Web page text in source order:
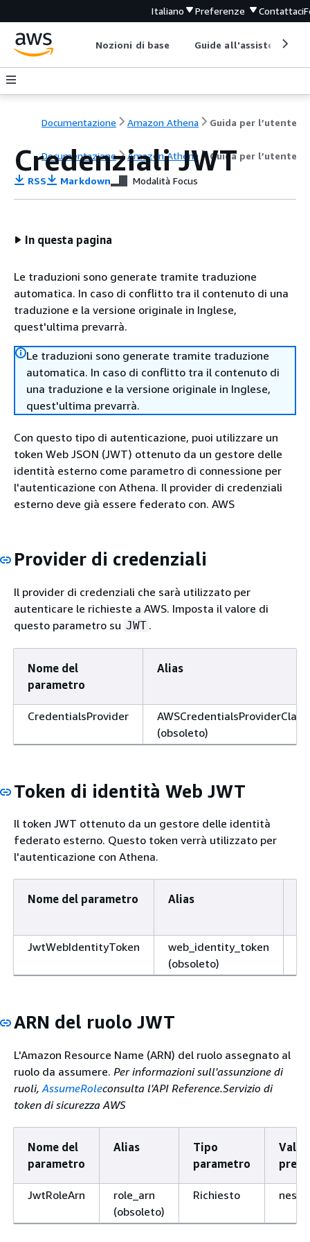
Italiano Preferenze Contattaci
Nozioni di base Guide all'assistenza
Documentazione Amazon Athena Guida per l’utente
Documentazione Amazon Athena Guida per l’utente
Credenziali JWT
RSS Markdown Modalità Focus
In questa pagina
Le traduzioni sono generate tramite traduzione
automatica. In caso di conflitto tra il contenuto di una
traduzione e la versione originale in Inglese,
quest'ultima prevarrà.
Le traduzioni sono generate tramite traduzione
automatica. In caso di conflitto tra il contenuto di
una traduzione e la versione originale in Inglese,
quest'ultima prevarrà.
Con questo tipo di autenticazione, puoi utilizzare un
token Web JSON (JWT) ottenuto da un gestore delle
identità esterno come parametro di connessione per
l'autenticazione con Athena. Il provider di credenziali
esterno deve già essere federato con. AWS
Provider di credenziali
Il provider di credenziali che sarà utilizzato per
autenticare le richieste a AWS. Imposta il valore di
questo parametro su JWT .
Nome del
parametro
Alias
CredentialsProvider
AWSCredentialsProviderClass
(obsoleto)
Token di identità Web JWT
Il token JWT ottenuto da un gestore delle identità
federato esterno. Questo token verrà utilizzato per
l'autenticazione con Athena.
Nome del parametro Alias
JwtWebIdentityToken
web_identity_token
(obsoleto)
ARN del ruolo JWT
L'Amazon Resource Name (ARN) del ruolo assegnato al
ruolo da assumere. Per informazioni sull'assunzione di
ruoli, AssumeRoleconsulta l'API Reference.Servizio di
token di sicurezza AWS
Nome del
parametro
Alias
Tipo
parametro
JwtRoleArn
role_arn
(obsoleto)
Richiesto